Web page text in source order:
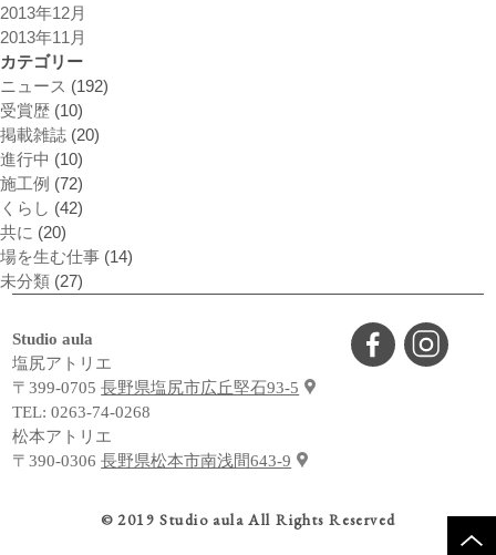
2013年12月
2013年11月
カテゴリー
ニュース (192)
受賞歴 (10)
掲載雑誌 (20)
進行中 (10)
施工例 (72)
くらし (42)
共に (20)
場を生む仕事 (14)
未分類 (27)
Studio aula
塩尻アトリエ
〒399-0705 長野県塩尻市広丘堅石93-5
TEL:0263-74-0268
松本アトリエ
〒390-0306 長野県松本市南浅間643-9
© 2019 Studio aula All Rights Reserved